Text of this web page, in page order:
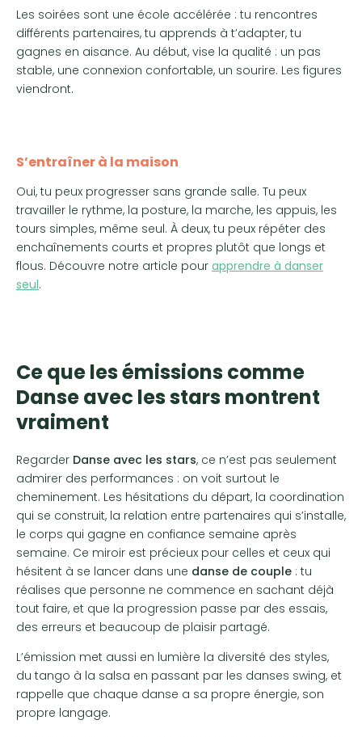
Les soirées sont une école accélérée : tu rencontres
différents partenaires, tu apprends à t’adapter, tu
gagnes en aisance. Au début, vise la qualité : un pas
stable, une connexion confortable, un sourire. Les figures
viendront.
S’entraîner à la maison
Oui, tu peux progresser sans grande salle. Tu peux
travailler le rythme, la posture, la marche, les appuis, les
tours simples, même seul. À deux, tu peux répéter des
enchaînements courts et propres plutôt que longs et
flous. Découvre notre article pour apprendre à danser
seul.
Ce que les émissions comme
Danse avec les stars montrent
vraiment
Regarder Danse avec les stars, ce n’est pas seulement
admirer des performances : on voit surtout le
cheminement. Les hésitations du départ, la coordination
qui se construit, la relation entre partenaires qui s’installe,
le corps qui gagne en confiance semaine après
semaine. Ce miroir est précieux pour celles et ceux qui
hésitent à se lancer dans une danse de couple : tu
réalises que personne ne commence en sachant déjà
tout faire, et que la progression passe par des essais,
des erreurs et beaucoup de plaisir partagé.
L’émission met aussi en lumière la diversité des styles,
du tango à la salsa en passant par les danses swing, et
rappelle que chaque danse a sa propre énergie, son
propre langage.